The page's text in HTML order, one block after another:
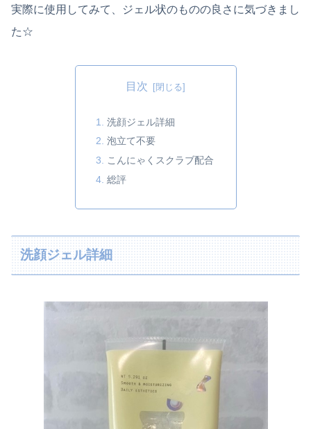
実際に使用してみて、ジェル状のものの良さに気づきまし
た☆
目次
洗顔ジェル詳細
泡立て不要
こんにゃくスクラブ配合
総評
洗顔ジェル詳細